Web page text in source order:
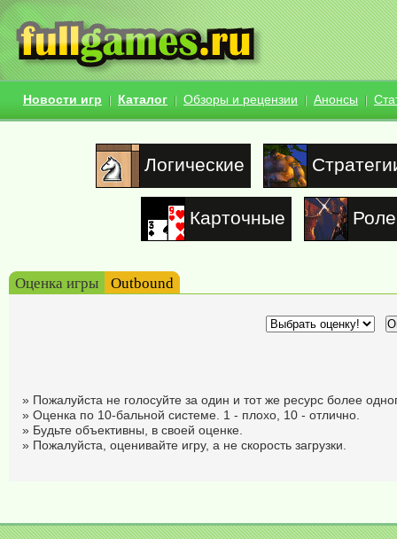
Новости игр Каталог Обзоры и рецензии Анонсы
Логические
Карточные
Оценка игры Outbound
» Пожалуйста не голосуйте за один и тот же ресурс более
» Оценка по 10-бальной системе. 1 - плохо, 10 - отлично.
» Будьте объективны, в своей оценке.
» Пожалуйста, оценивайте игру, а не скорость загрузки.